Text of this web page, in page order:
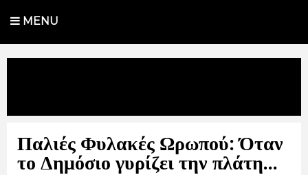
MENU
Παλιές Φυλακές Ωρωπού: Όταν
το Δημόσιο γυρίζει την πλάτη...